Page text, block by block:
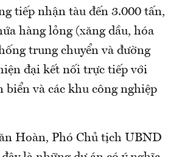
tiếp nhận tàu đến 3.000 tấn,
hàng lỏng (xăng dầu, hóa
trung chuyển và đường
đại kết nối trực tiếp với
biển và các khu công nghiệp
Hoàn, Phó Chủ tịch UBND